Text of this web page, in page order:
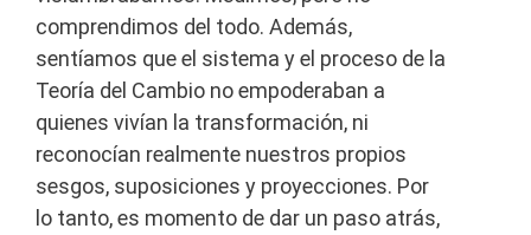
comprendimos del todo. Además,
sentíamos que el sistema y el proceso de la
Teoría del Cambio no empoderaban a
quienes vivían la transformación, ni
reconocían realmente nuestros propios
sesgos, suposiciones y proyecciones. Por
lo tanto, es momento de dar un paso atrás,